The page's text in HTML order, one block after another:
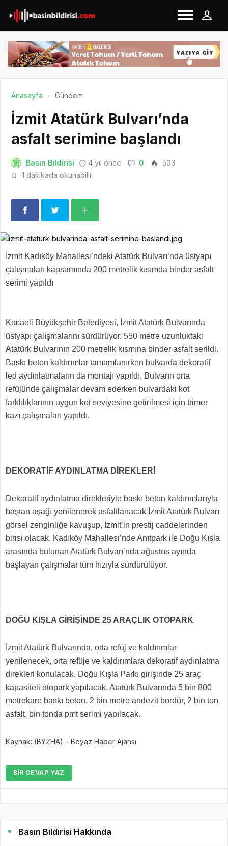
Anasayfa Gündem
İzmit Atatürk Bulvarı’nda
asfalt serimine başlandı
Basın Bildirisi 4 yıl önce 0
503
1 dakikada okunabilir
İzmit Kadıköy Mahallesi’ndeki Atatürk Bulvarı’nda üstyapı
çalışmaları kapsamında 200 metrelik kısımda binder asfalt
serimi yapıldı
Kocaeli Büyükşehir Belediyesi, İzmit Atatürk Bulvarında
üstyapı çalışmalarını sürdürüyor. 550 metre uzunluktaki
Atatürk Bulvarının 200 metrelik kısmına binder asfalt serildi.
Baskı beton kaldırımlar tamamlanırken bulvarda dekoratif
led aydınlatmaların da montajı yapıldı. Bulvarın orta
refüjünde çalışmalar devam ederken bulvardaki kot
farklılıklarının uygun kot seviyesine getirilmesi için trimer
kazı çalışmaları yapıldı.
DEKORATİF AYDINLATMA DİREKLERİ
Dekoratif aydınlatma direkleriyle baskı beton kaldırımlarıyla
baştan aşağı yenilenerek asfaltlanacak İzmit Atatürk Bulvarı
görsel zenginliğe kavuşup, İzmit’in prestij caddelerinden
birisi olacak. Kadıköy Mahallesi’nde Anıtpark ile Doğu Kışla
arasında bulunan Atatürk Bulvarı’nda ağustos ayında
başlayan çalışmalar tüm hızıyla sürdürülüyor.
DOĞU KIŞLA GİRİŞİNDE 25 ARAÇLIK OTOPARK
İzmit Atatürk Bulvarında, orta refüj ve kaldırımlar
yenilenecek, orta refüje ve kaldırımlara dekoratif aydınlatma
direkleri konulacak. Doğu Kışla Parkı girişinde 25 araç
kapasiteli otopark yapılacak. Atatürk Bulvarında 5 bin 800
metrekare baskı beton, 2 bin metre andezit bordür, 2 bin ton
asfalt, bin tonda pmt serimi yapılacak.
Kaynak: (BYZHA) – Beyaz Haber Ajansı
BIR CEVAP YAZ
Basın Bildirisi Hakkında